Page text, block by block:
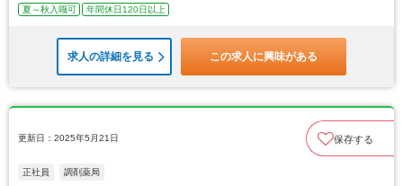
夏～秋入職可
年間休日120日以上
求人の詳細を見る この求人に興味がある
更新日：2025年5月21日 保存する
正社員 調剤薬局